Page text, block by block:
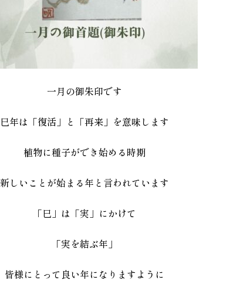
一月の御朱印です
巳年は「復活」と「再来」を意味します
植物に種子ができ始める時期
新しいことが始まる年と言われています
「巳」は「実」にかけて
「実を結ぶ年」
皆様にとって良い年になりますように